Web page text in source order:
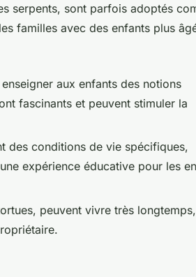
serpents, sont parfois adoptés
familles avec des enfants plus
aux enfants des notions
fascinants et peuvent stimuler la
des conditions de vie spécifiques,
expérience éducative pour les
peuvent vivre très longtemps,